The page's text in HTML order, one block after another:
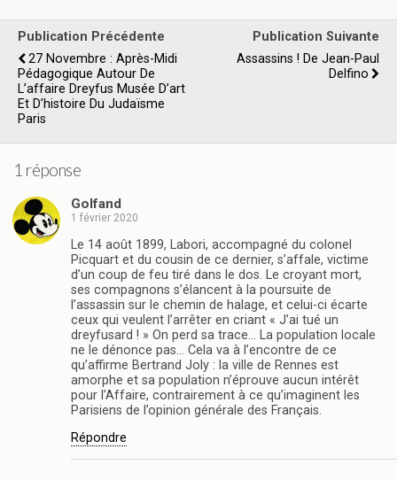
Publication Précédente
27 Novembre : Après-Midi
Pédagogique Autour De
L’affaire Dreyfus Musée D’art
Et D’histoire Du Judaïsme
Paris
Publication Suivante
Assassins ! De Jean-Paul
Delfino
1 réponse
Golfand
1 février 2020
Le 14 août 1899, Labori, accompagné du colonel
Picquart et du cousin de ce dernier, s’affale, victime
d’un coup de feu tiré dans le dos. Le croyant mort,
ses compagnons s’élancent à la poursuite de
l’assassin sur le chemin de halage, et celui-ci écarte
ceux qui veulent l’arrêter en criant « J’ai tué un
dreyfusard ! » On perd sa trace… La population locale
ne le dénonce pas… Cela va à l’encontre de ce
qu’affirme Bertrand Joly : la ville de Rennes est
amorphe et sa population n’éprouve aucun intérêt
pour l’Affaire, contrairement à ce qu’imaginent les
Parisiens de l’opinion générale des Français.
Répondre